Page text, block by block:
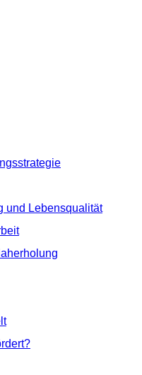
und Lebensqualität